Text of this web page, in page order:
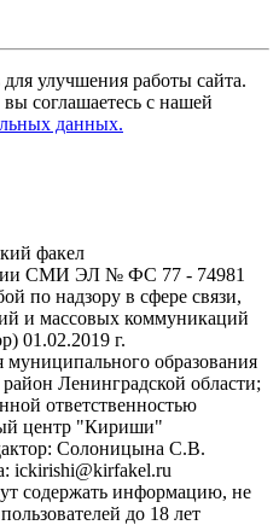
улучшения работы сайта.
соглашаетесь с нашей
данных.
факел
СМИ ЭЛ № ФС 77 - 74981
по надзору в сфере связи,
и массовых коммуникаций
01.02.2019 г.
образования
Ленинградской области;
ответственностью
центр "Кириши"
Солоницына С.В.
ickirishi@kirfakel.ru
содержать информацию, не
до 18 лет